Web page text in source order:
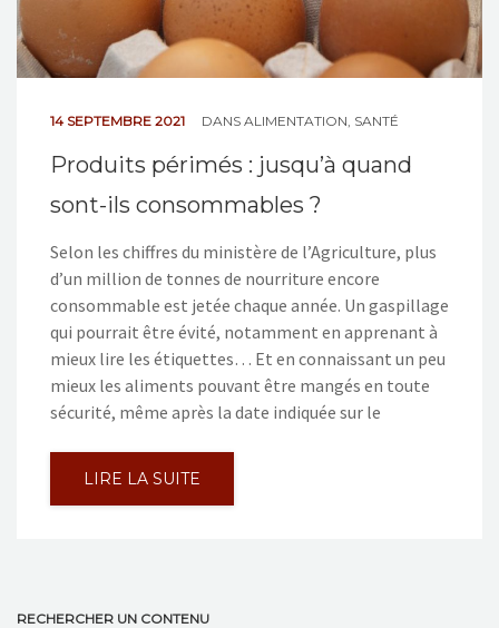
14 SEPTEMBRE 2021 DANS ALIMENTATION SANTÉ
Produits périmés : jusqu’à quand
sont-ils consommables ?
Selon les chiffres du ministère de l’Agriculture, plus
d’un million de tonnes de nourriture encore
consommable est jetée chaque année. Un gaspillage
qui pourrait être évité, notamment en apprenant à
mieux lire les étiquettes… Et en connaissant un peu
mieux les aliments pouvant être mangés en toute
sécurité, même après la date indiquée sur le
LIRE LA SUITE
RECHERCHER UN CONTENU